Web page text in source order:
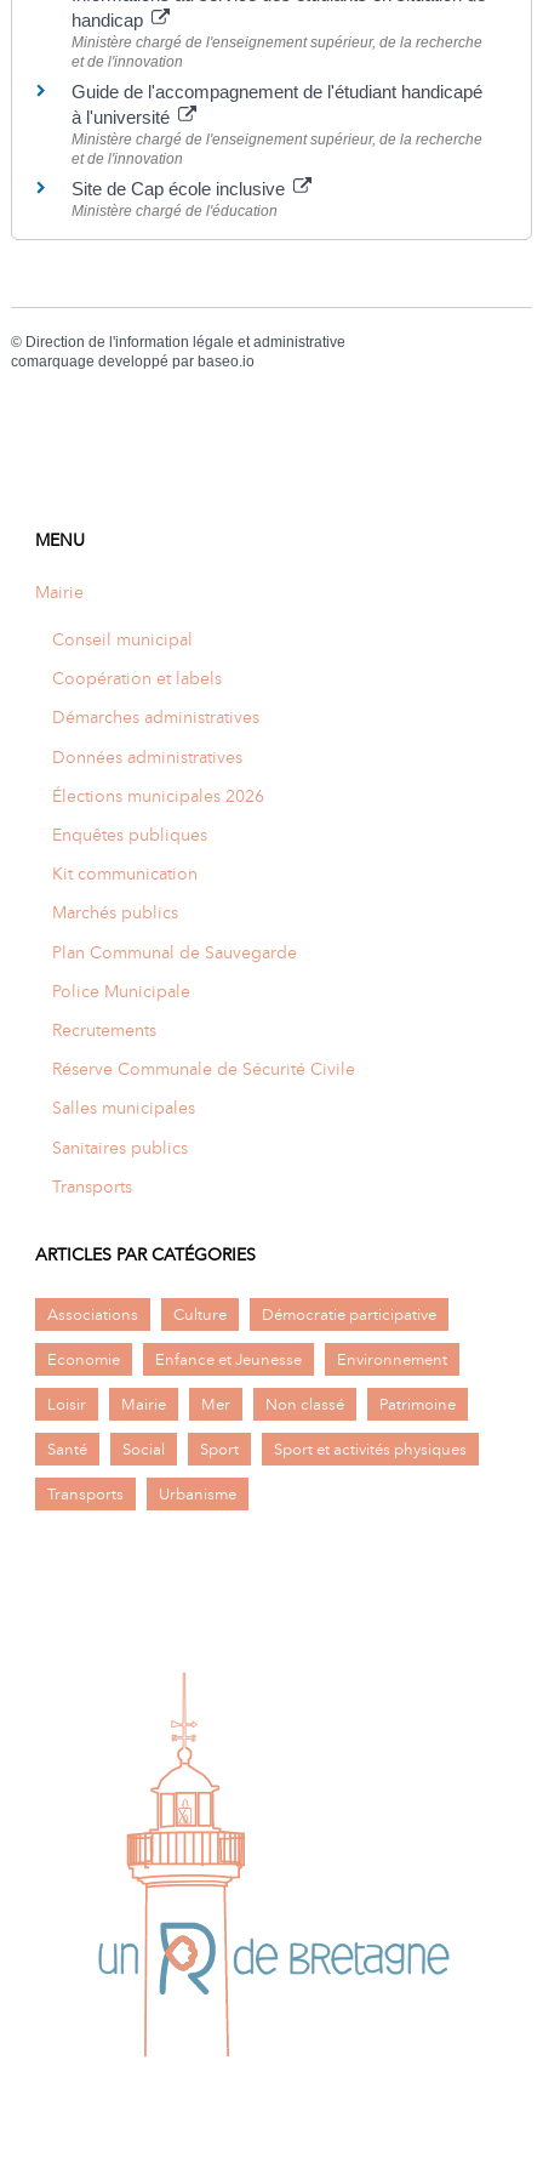
handicap
Ministère chargé de l'enseignement supérieur, de la recherche
et de l'innovation
Guide de l'accompagnement de l'étudiant handicapé
à l'université
Ministère chargé de l'enseignement supérieur, de la recherche
et de l'innovation
Site de Cap école inclusive
Ministère chargé de l'éducation
© Direction de l'information légale et administrative
comarquage developpé par baseo.io
MENU
Mairie
Conseil municipal
Coopération et labels
Démarches administratives
Données administratives
Élections municipales 2026
Enquêtes publiques
Kit communication
Marchés publics
Plan Communal de Sauvegarde
Police Municipale
Recrutements
Réserve Communale de Sécurité Civile
Salles municipales
Sanitaires publics
Transports
ARTICLES PAR CATÉGORIES
Associations Culture Démocratie participative
Economie Enfance et Jeunesse Environnement
Loisir Mairie Mer Non classé Patrimoine
Santé Social Sport Sport et activités physiques
Transports Urbanisme